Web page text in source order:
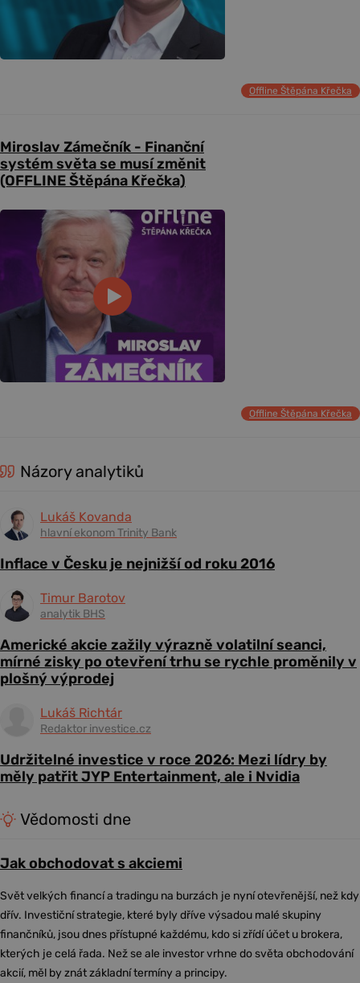
Offline Štěpána Křečka
Miroslav Zámečník - Finanční
systém světa se musí změnit
(OFFLINE Štěpána Křečka)
Offline Štěpána Křečka
Názory analytiků
Lukáš Kovanda
hlavní ekonom Trinity Bank
Inflace v Česku je nejnižší od roku 2016
Timur Barotov
analytik BHS
Americké akcie zažily výrazně volatilní seanci,
mírné zisky po otevření trhu se rychle proměnily v
plošný výprodej
Lukáš Richtár
Redaktor investice.cz
Udržitelné investice v roce 2026: Mezi lídry by
měly patřit JYP Entertainment, ale i Nvidia
Vědomosti dne
Jak obchodovat s akciemi
Svět velkých financí a tradingu na burzách je nyní otevřenější, než kdy
dřív. Investiční strategie, které byly dříve výsadou malé skupiny
finančníků, jsou dnes přístupné každému, kdo si zřídí účet u brokera,
kterých je celá řada. Než se ale investor vrhne do světa obchodování
akcií, měl by znát základní termíny a principy.